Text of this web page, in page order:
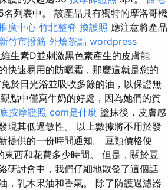
列表中。 該產品具有獨特的摩洛哥機
廣中心 竹北整脊 換護照 應注意將產品
新竹市撥筋 外燴茶點 wordpress
生素D並刺激黑色素產生的皮膚能
快速易用的防曬霜，那麼這就是您的
於日光浴並吸收多餘的油，以保證無
點中僅寫牛奶的好處，因為她們的質
按摩證照 com是什麼 塗抹後，皮膚感
現其低過敏性。 以上數據將不用於發
提供的一份時間通知。 豆類價格便
西和花費多少時間。 但是，關於豆
研討會中，我們仔細地散發了這個話
，乳木果油和香氣。 除了防護過濾器